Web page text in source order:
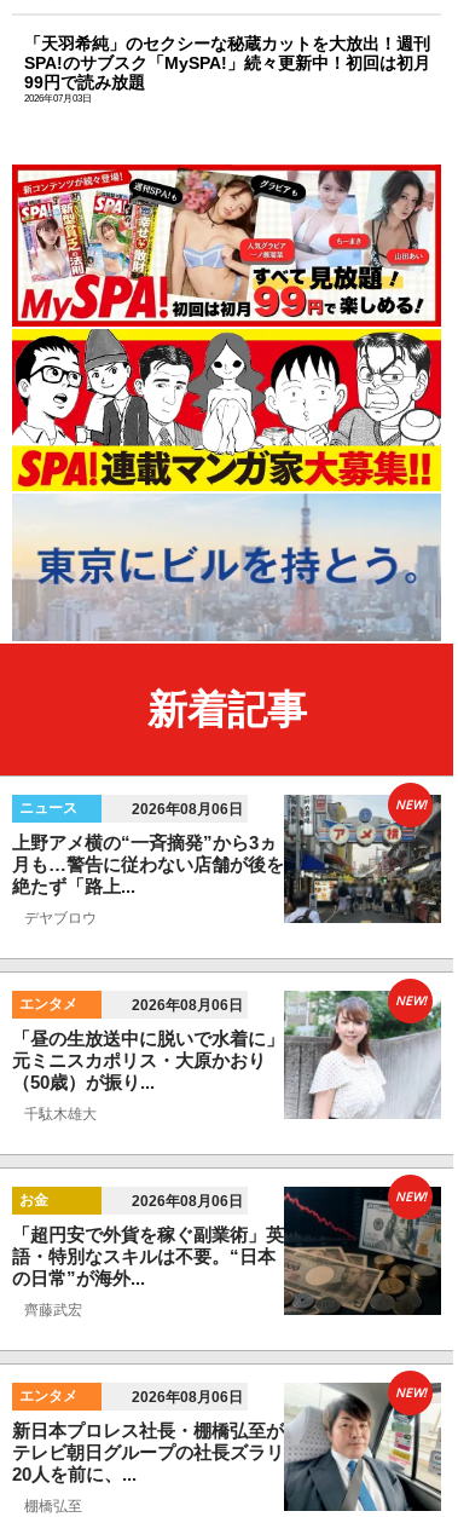
「天羽希純」のセクシーな秘蔵カットを大放出！週刊
SPA!のサブスク「MySPA!」続々更新中！初回は初月
99円で読み放題
2026年07月03日
新着記事
ニュース 2026年08月06日
上野アメ横の“一斉摘発”から3ヵ
月も…警告に従わない店舗が後を
絶たず「路上...
デヤブロウ
NEW!
エンタメ 2026年08月06日
「昼の生放送中に脱いで水着に」
元ミニスカポリス・大原かおり
（50歳）が振り...
千駄木雄大
NEW!
お金 2026年08月06日
「超円安で外貨を稼ぐ副業術」英
語・特別なスキルは不要。“日本
の日常”が海外...
齊藤武宏
NEW!
エンタメ 2026年08月06日
新日本プロレス社長・棚橋弘至が
テレビ朝日グループの社長ズラリ
20人を前に、...
棚橋弘至
NEW!